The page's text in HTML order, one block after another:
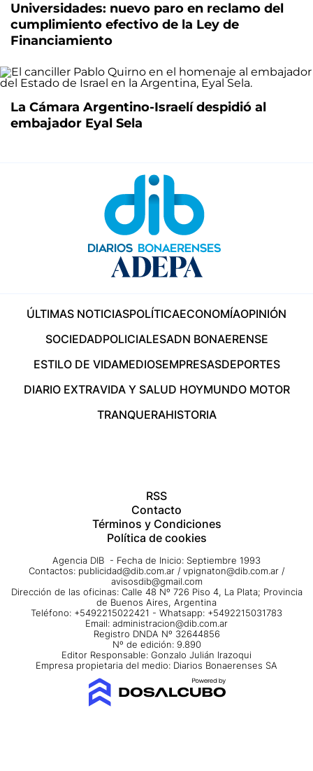
Universidades: nuevo paro en reclamo del
cumplimiento efectivo de la Ley de
Financiamiento
La Cámara Argentino-Israelí despidió al
embajador Eyal Sela
ÚLTIMAS NOTICIASPOLÍTICAECONOMÍAOPINIÓN
SOCIEDADPOLICIALESADN BONAERENSE
ESTILO DE VIDAMEDIOSEMPRESASDEPORTES
DIARIO EXTRAVIDA Y SALUD HOYMUNDO MOTOR
TRANQUERAHISTORIA
RSS
Contacto
Términos y Condiciones
Política de cookies
Agencia DIB - Fecha de Inicio: Septiembre 1993
Contactos: publicidad@dib.com.ar / vpignaton@dib.com.ar /
avisosdib@gmail.com
Dirección de las oficinas: Calle 48 Nº 726 Piso 4, La Plata; Provincia
de Buenos Aires, Argentina
Teléfono: +5492215022421 - Whatsapp: +5492215031783
Email: administracion@dib.com.ar
Registro DNDA Nº 32644856
Nº de edición: 9.890
Editor Responsable: Gonzalo Julián Irazoqui
Empresa propietaria del medio: Diarios Bonaerenses SA